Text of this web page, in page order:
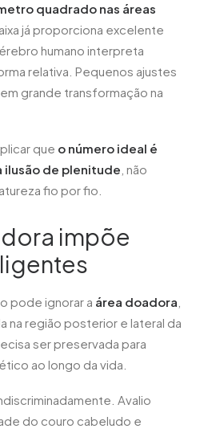
quadrado nas áreas
já proporciona excelente
humano interpreta
relativa. Pequenos ajustes
grande transformação na
que o número ideal é
ilusão de plenitude , não
fio por fio.
impõe
pode ignorar a área doadora
na região posterior e lateral da
ser preservada para
ao longo da vida.
Avalio
do couro cabeludo e